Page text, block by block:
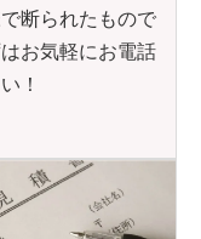
断られたもので
お気軽にお電話
！